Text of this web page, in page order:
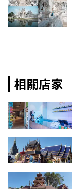
相關店家